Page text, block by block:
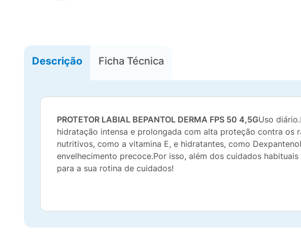
Descrição Ficha Técnica
PROTETOR LABIAL BEPANTOL DERMA FPS 50 4,5GUso
hidratação intensa e prolongada com alta proteção contra os
nutritivos, como a vitamina E, e hidratantes, como
envelhecimento precoce.Por isso, além dos cuidados
para a sua rotina de cuidados!